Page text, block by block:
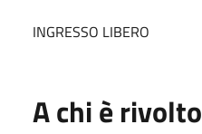
INGRESSO LIBERO
A chi è rivolto